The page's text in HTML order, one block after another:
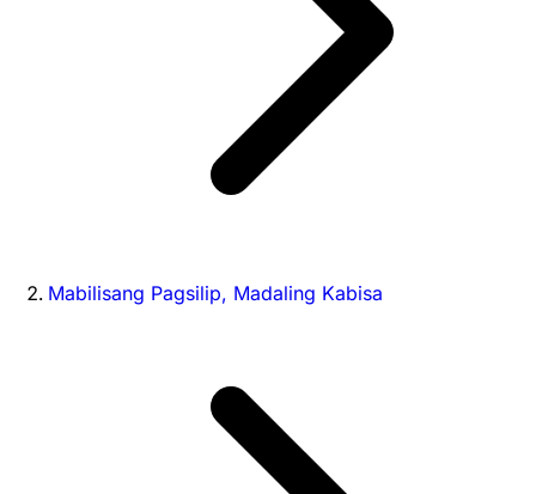
Mabilisang Pagsilip, Madaling Kabisa